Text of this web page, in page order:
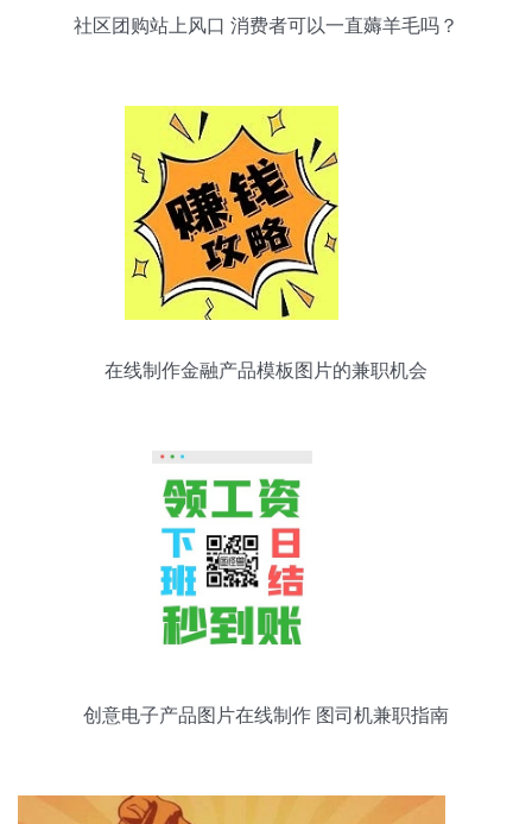
社区团购站上风口 消费者可以一直薅羊毛吗？
在线制作金融产品模板图片的兼职机会
创意电子产品图片在线制作 图司机兼职指南